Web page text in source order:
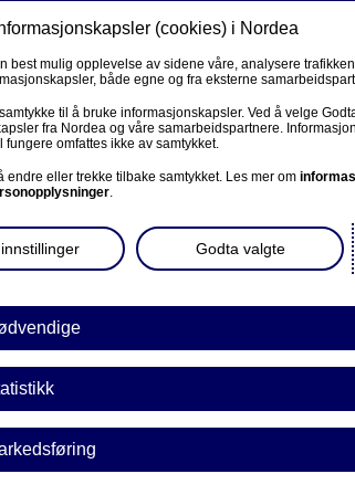
Privat
BEDRIFT
Corporate Netbank
AutoFX Hedging
Bedriftens dokumenter
Våre sider -kundeinformasjon
VPS Investortjenester
VPS Foretakstjenester
Våre produkter
flere nye
Derfor er det
skal sette et barn til
tenkt gjennom når dere
(cookies) i Nordea
best mulig opplevelse av sidene våre, analysere
både egne og fra eksterne
til å bruke informasjonskapsler. Ved å velge
fra Nordea og våre samarbeidspartnere.
fungere omfattes ikke av samtykket.
endre eller trekke tilbake samtykket. Les mer om
.
Godta valgte